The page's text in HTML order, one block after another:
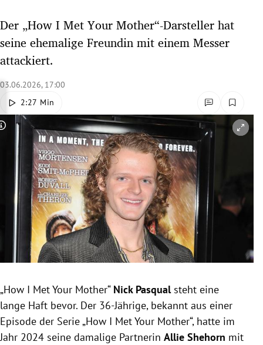
Untermenü
Untermenü
Untermenü
Untermenü
Untermenü
Untermenü
Untermenü
Untermenü
Untermenü
Untermenü
Der „How I Met Your Mother“-Darsteller hat
seine ehemalige Freundin mit einem Messer
attackiert.
03.06.2026, 17:00
2:27 Min
Copyright-Hinweis öffnen/schließen
„How I Met Your Mother“ Nick Pasqualsteht eine
lange Haft bevor. Der 36-Jährige, bekannt aus einer
Episode der Serie „How I Met Your Mother“, hatte im
Jahr 2024 seine damalige Partnerin Allie Shehorn mit